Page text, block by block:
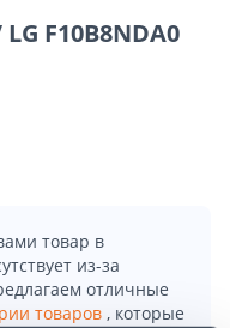
LG F10B8NDA0
товар в
из-за
отличные
товаров , которые